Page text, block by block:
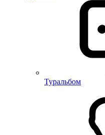
Туральбом